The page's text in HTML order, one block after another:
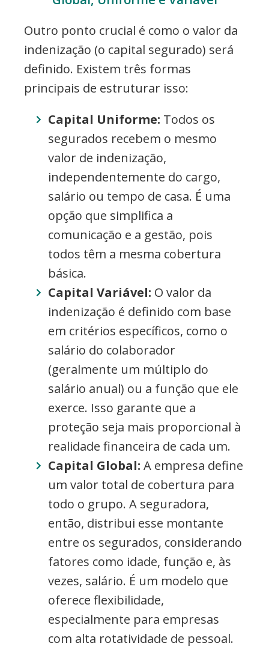
Outro ponto crucial é como o valor da
indenização (o capital segurado) será
definido. Existem três formas
principais de estruturar isso:
Capital Uniforme: Todos os
segurados recebem o mesmo
valor de indenização,
independentemente do cargo,
salário ou tempo de casa. É uma
opção que simplifica a
comunicação e a gestão, pois
todos têm a mesma cobertura
básica.
Capital Variável: O valor da
indenização é definido com base
em critérios específicos, como o
salário do colaborador
(geralmente um múltiplo do
salário anual) ou a função que ele
exerce. Isso garante que a
proteção seja mais proporcional à
realidade financeira de cada um.
Capital Global: A empresa define
um valor total de cobertura para
todo o grupo. A seguradora,
então, distribui esse montante
entre os segurados, considerando
fatores como idade, função e, às
vezes, salário. É um modelo que
oferece flexibilidade,
especialmente para empresas
com alta rotatividade de pessoal.